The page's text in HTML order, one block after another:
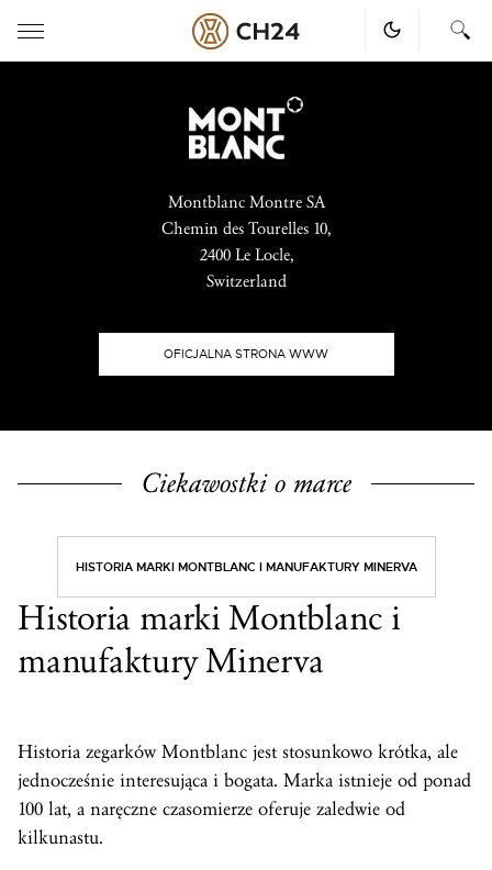
Montblanc Montre SA
Chemin des Tourelles 10,
2400 Le Locle,
Switzerland
OFICJALNA STRONA WWW
Ciekawostki o marce
HISTORIA MARKI MONTBLANC I MANUFAKTURY MINERVA
Historia marki Montblanc i
manufaktury Minerva
Historia zegarków Montblanc jest stosunkowo krótka, ale
jednocześnie interesująca i bogata. Marka istnieje od ponad
100 lat, a naręczne czasomierze oferuje zaledwie od
kilkunastu.